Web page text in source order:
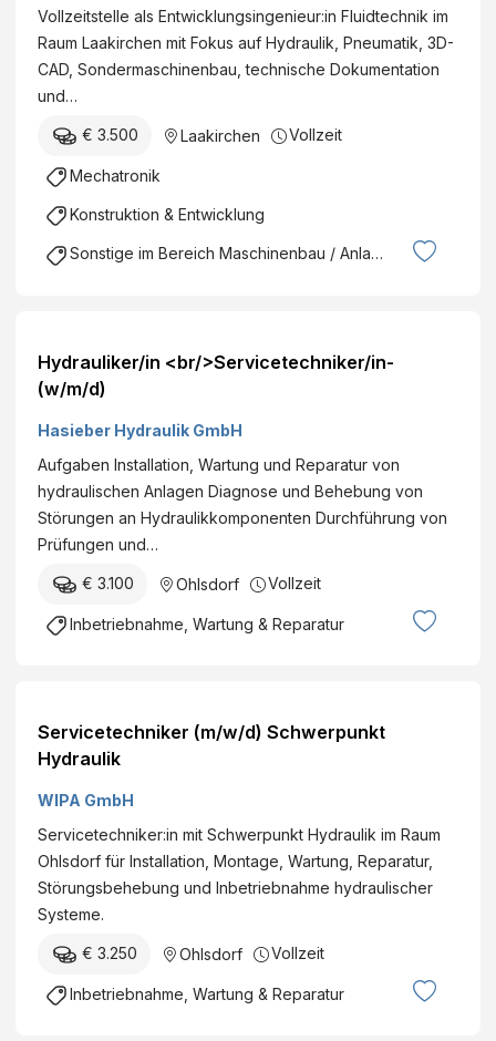
Vollzeitstelle als Entwicklungsingenieur:in Fluidtechnik im
Raum Laakirchen mit Fokus auf Hydraulik, Pneumatik, 3D-
CAD, Sondermaschinenbau, technische Dokumentation
und…
€ 3.500 Laakirchen Vollzeit
Mechatronik
Konstruktion & Entwicklung
Sonstige im Bereich Maschinenbau / Anlagenbau
Hydrauliker/in <br/>Servicetechniker/in-
(w/m/d)
Hasieber Hydraulik GmbH
Aufgaben Installation, Wartung und Reparatur von
hydrau­lischen Anlagen Diagnose und Behebung von
Störungen an Hydraulik­komponenten Durchführung von
Prüfungen und…
€ 3.100 Ohlsdorf Vollzeit
Inbetriebnahme, Wartung & Reparatur
Servicetechniker (m/w/d) Schwerpunkt
Hydraulik
WIPA GmbH
Servicetechniker:in mit Schwerpunkt Hydraulik im Raum
Ohlsdorf für Installation, Montage, Wartung, Reparatur,
Störungsbehebung und Inbetriebnahme hydraulischer
Systeme.
€ 3.250 Ohlsdorf Vollzeit
Inbetriebnahme, Wartung & Reparatur